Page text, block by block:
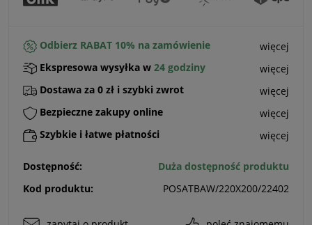
Odbierz RABAT 10% na zamówienie
więcej
Ekspresowa wysyłka w 24 godziny
więcej
Dostawa za 0 zł i szybki zwrot
więcej
Bezpieczne zakupy online
więcej
Szybkie i łatwe płatności
więcej
Dostępność:
Duża dostępność produktu
Kod produktu:
POSATBAW/220X200/22402